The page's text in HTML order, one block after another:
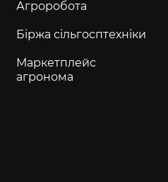
Агроробота
Біржа сільгосптехніки
Маркетплейс
агронома